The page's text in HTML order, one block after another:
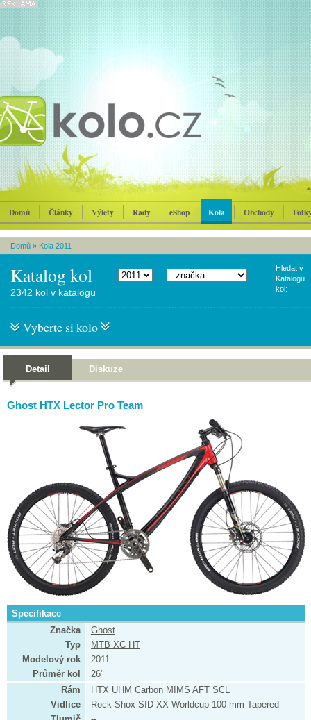
Domů Články Výlety Rady eShop Kola Obchody
Domů » Kola 2011
Katalog kol
Hledat v
Katalogu
kol:
2342 kol v katalogu
Vyberte si kolo
Detail Diskuze
Ghost HTX Lector Pro Team
Specifikace
Značka
Ghost
Typ
MTB XC HT
Modelový rok
2011
Průměr kol
26"
Rám
HTX UHM Carbon MIMS AFT SCL
Vidlice
Rock Shox SID XX Worldcup 100 mm Tapered